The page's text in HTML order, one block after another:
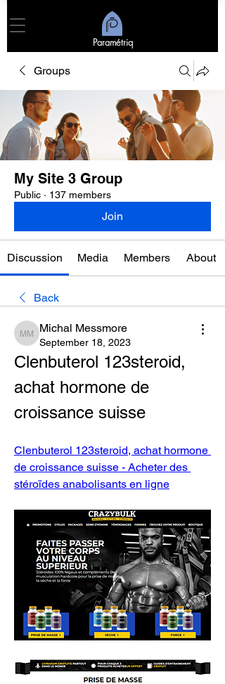
Paramétriq
Groups
My Site 3 Group
Public · 137 members
Join
Discussion Media Members About
Back
Michal Messmore
Michal Messmore
September 18, 2023
Clenbuterol 123steroid,
achat hormone de
croissance suisse
Clenbuterol 123steroid, achat hormone
de croissance suisse - Acheter des
stéroïdes anabolisants en ligne